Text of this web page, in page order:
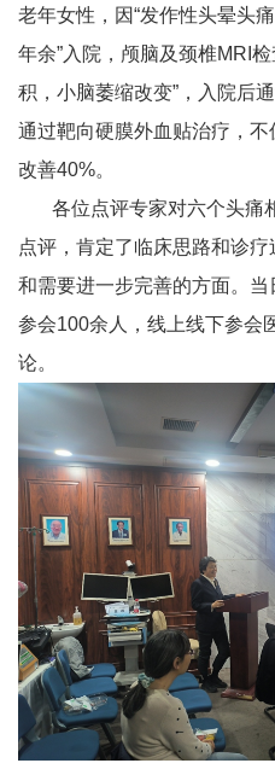
老年女性，因“发作性头晕头痛
年余”入院，颅脑及颈椎MRI 检
积，小脑萎缩改变”，入院后
通过靶向硬膜外血贴治疗，
改善40%。
各位点评专家对六个头痛
点评，肯定了临床思路和诊
和需要进一步完善的方面。当
参会100余人，线上线下参会
论。